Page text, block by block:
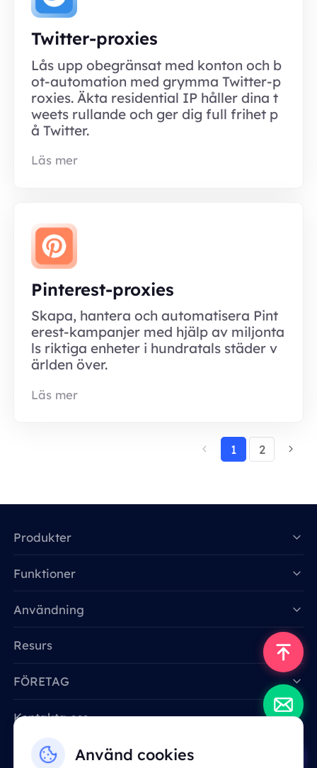
Twitter-proxies
Lås upp obegränsat med konton och b
ot-automation med grymma Twitter-p
roxies. Äkta residential IP håller dina t
weets rullande och ger dig full frihet p
å Twitter.
Läs mer
Pinterest-proxies
Skapa, hantera och automatisera Pint
erest-kampanjer med hjälp av miljonta
ls riktiga enheter i hundratals städer v
ärlden över.
Läs mer
1 2
Använd cookies
Produkter
Funktioner
Användning
Resurs
FÖRETAG
Kontakta oss
Email: support@smartproxy.org